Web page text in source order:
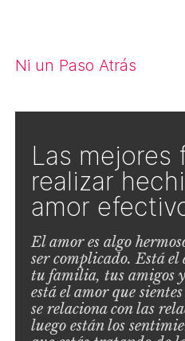
Ni un Paso Atrás
Las mejores
realizar
amor
El amor es algo
ser complicado. Está el
tu familia, tus amigos
está el amor que
se relaciona con las
luego están los